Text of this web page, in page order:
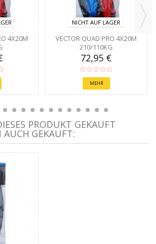
4X20M
NICHT AUF LAGER
VECTOR QUAD PRO 4X20M
210/110KG
72,95 €
MEHR
PRODUKT GEKAUFT
AUCH GEKAUFT: